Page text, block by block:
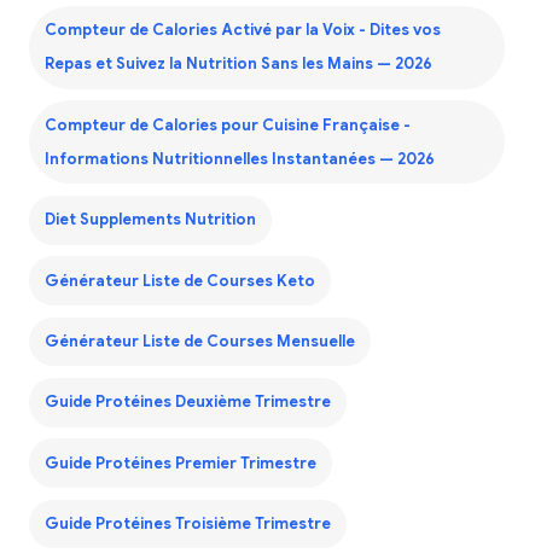
Compteur de Calories Activé par la Voix - Dites vos
Repas et Suivez la Nutrition Sans les Mains — 2026
Compteur de Calories pour Cuisine Française -
Informations Nutritionnelles Instantanées — 2026
Diet Supplements Nutrition
Générateur Liste de Courses Keto
Générateur Liste de Courses Mensuelle
Guide Protéines Deuxième Trimestre
Guide Protéines Premier Trimestre
Guide Protéines Troisième Trimestre